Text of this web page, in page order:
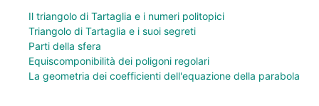
Il triangolo di Tartaglia e i numeri politopici
Triangolo di Tartaglia e i suoi segreti
Parti della sfera
Equiscomponibilità dei poligoni regolari
La geometria dei coefficienti dell'equazione della parabola